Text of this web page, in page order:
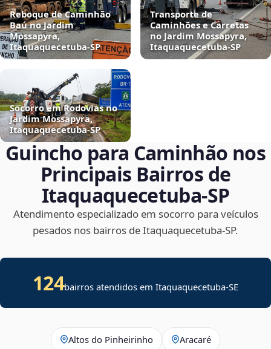
Reboque de Caminhão
Baú no Jardim
Mossapyra,
Itaquaquecetuba‑SP
Transporte de
Caminhões e Carretas
no Jardim Mossapyra,
Itaquaquecetuba‑SP
Socorro em Rodovias no
Jardim Mossapyra,
Itaquaquecetuba‑SP
Guincho para Caminhão nos
Principais Bairros de
Itaquaquecetuba‑SP
Atendimento especializado em socorro para veículos
pesados nos bairros de Itaquaquecetuba‑SP.
124bairros atendidos emItaquaquecetuba-SE
Altos do Pinheirinho Aracaré